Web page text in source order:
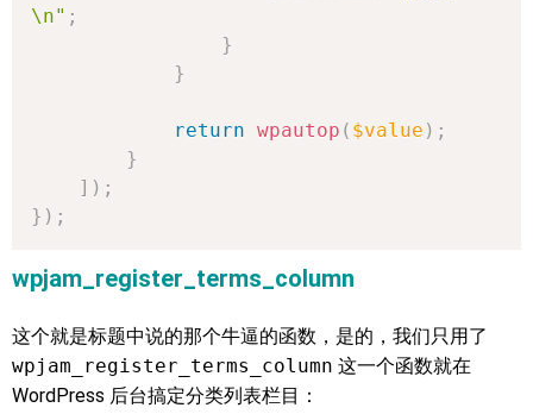
\n" ;
}
}
return wpautop ( $value ) ;
}
] ) ;
} ) ;
wpjam_register_terms_column
这个就是标题中说的那个牛逼的函数，是的，我们只用了
wpjam_register_terms_column 这一个函数就在
WordPress 后台搞定分类列表栏目：